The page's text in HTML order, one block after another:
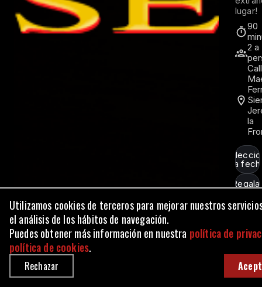
Utilizamos cookies de terceros para mejorar nuestros
el análisis de los hábitos de navegación.
Puedes obtener más información en nuestra política de
política de cookies.
Rechazar